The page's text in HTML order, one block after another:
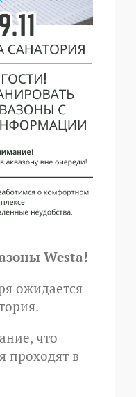
Westa!
ожидается
что
проходят в